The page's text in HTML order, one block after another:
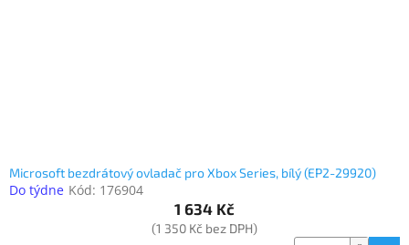
Microsoft bezdrátový ovladač pro Xbox Series, bílý (EP2-29920)
Do týdne Kód: 176904
1 634 Kč
(1 350 Kč bez DPH)